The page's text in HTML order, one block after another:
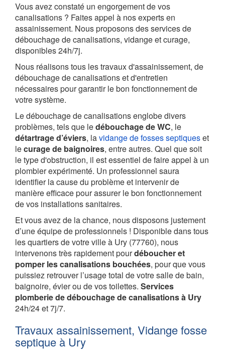
Vous avez constaté un engorgement de vos
canalisations ? Faites appel à nos experts en
assainissement. Nous proposons des services de
débouchage de canalisations, vidange et curage,
disponibles 24h/7j.
Nous réalisons tous les travaux d'assainissement, de
débouchage de canalisations et d'entretien
nécessaires pour garantir le bon fonctionnement de
votre système.
Le débouchage de canalisations englobe divers
problèmes, tels que ledébouchage de WC, le
détartrage d’éviers, lavidange de fosses septiqueset
lecurage de baignoires, entre autres. Quel que soit
le type d'obstruction, il est essentiel de faire appel à un
plombier expérimenté. Un professionnel saura
identifier la cause du problème et intervenir de
manière efficace pour assurer le bon fonctionnement
de vos installations sanitaires.
Et vous avez de la chance, nous disposons justement
d’une équipe de professionnels ! Disponible dans tous
les quartiers de votre ville à Ury (77760), nous
intervenons très rapidement pourdéboucher et
pomper les canalisations bouchées, pour que vous
puissiez retrouver l’usage total de votre salle de bain,
baignoire, évier ou de vos toilettes. Services
plomberie de débouchage de canalisations à Ury
24h/24 et 7j/7.
Travaux assainissement, Vidange fosse
septique à Ury